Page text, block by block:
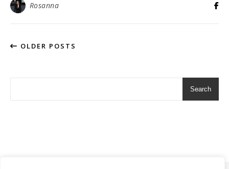
Rosanna
OLDER POSTS
Search